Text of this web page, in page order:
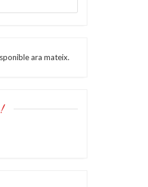
ara mateix.